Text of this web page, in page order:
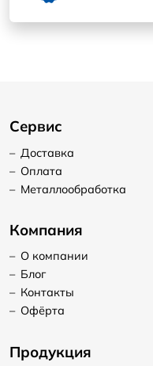
Сервис
– Доставка
– Оплата
– Металлообработка
Компания
– О компании
– Блог
– Контакты
– Офёрта
Продукция